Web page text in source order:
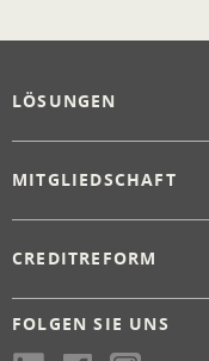
LÖSUNGEN
MITGLIEDSCHAFT
CREDITREFORM
FOLGEN SIE UNS